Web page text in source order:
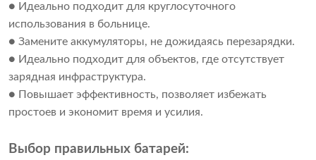
● Идеально подходит для круглосуточного
использования в больнице.
● Замените аккумуляторы, не дожидаясь перезарядки.
● Идеально подходит для объектов, где отсутствует
зарядная инфраструктура.
● Повышает эффективность, позволяет избежать
простоев и экономит время и усилия.
Выбор правильных батарей: